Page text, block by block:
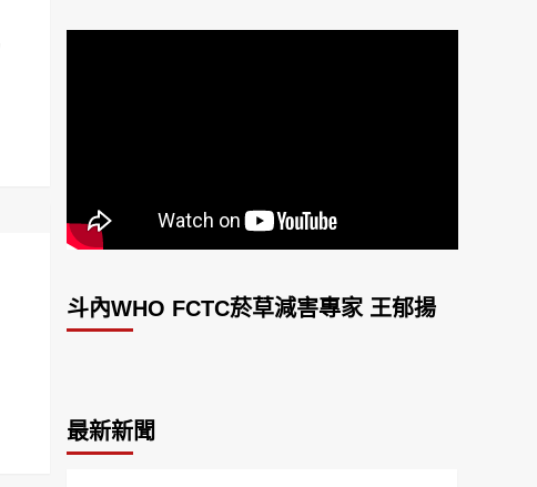
斗內WHO FCTC菸草減害專家 王郁揚
最新新聞